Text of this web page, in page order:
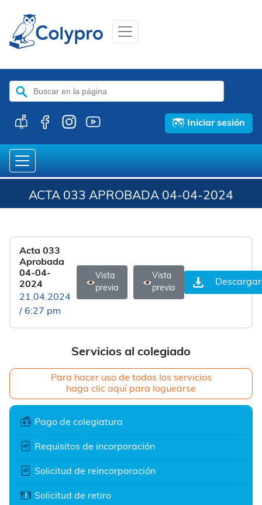
Buscar:
Iniciar sesión
ACTA 033 APROBADA 04-04-2024
Servicios al colegiado
Para hacer uso de todos los servicios
haga clic aquí para loguearse
Pago de colegiatura
Requisitos de incorporación
Solicitud de reincorporación
Solicitud de retiro
Acta 033
Aprobada
04-04-
2024
21.04.2024
/ 6:27 pm
Vista
previa
Vista
previa
Descargar